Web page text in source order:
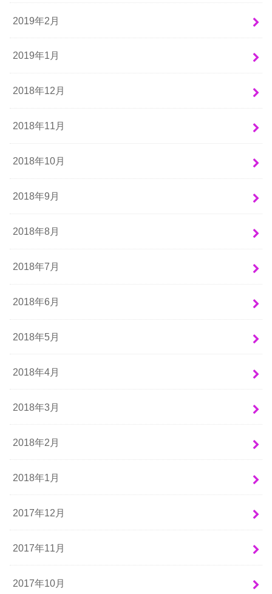
2019年2月
2019年1月
2018年12月
2018年11月
2018年10月
2018年9月
2018年8月
2018年7月
2018年6月
2018年5月
2018年4月
2018年3月
2018年2月
2018年1月
2017年12月
2017年11月
2017年10月